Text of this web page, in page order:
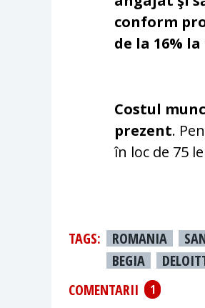
conform
de la 16% la
Costul
prezent.
în loc de 75
TAGS: ROMANIA
BEGIA
COMENTARII
1